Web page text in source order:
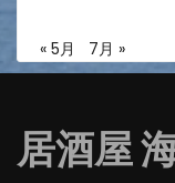
« 5月 7月 »
居酒屋